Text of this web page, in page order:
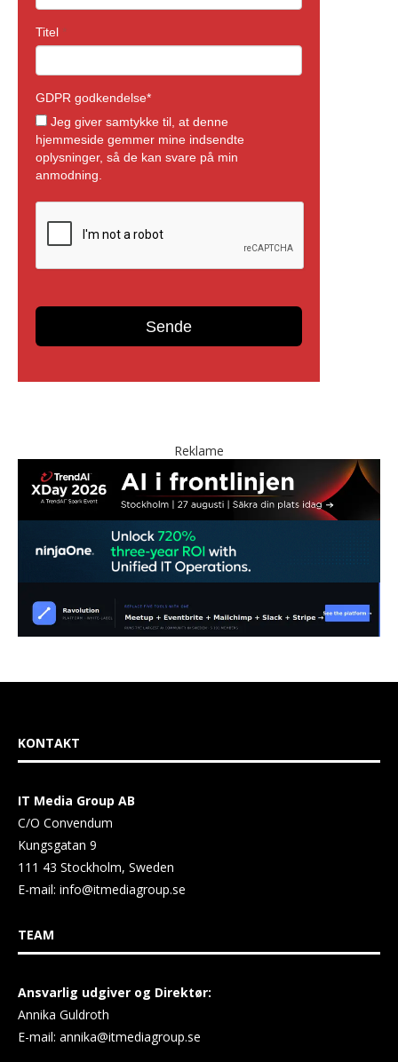
Reklame
KONTAKT
IT Media Group AB
C/O Convendum
Kungsgatan 9
111 43 Stockholm, Sweden
E-mail: info@itmediagroup.se
TEAM
Ansvarlig udgiver og Direktør:
Annika Guldroth
E-mail: annika@itmediagroup.se